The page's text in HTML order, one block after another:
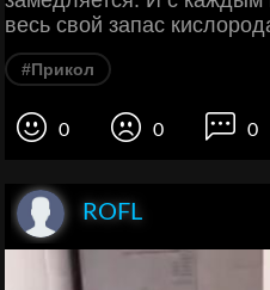
весь свой запас
#Прикол
0 0 0
ROFL